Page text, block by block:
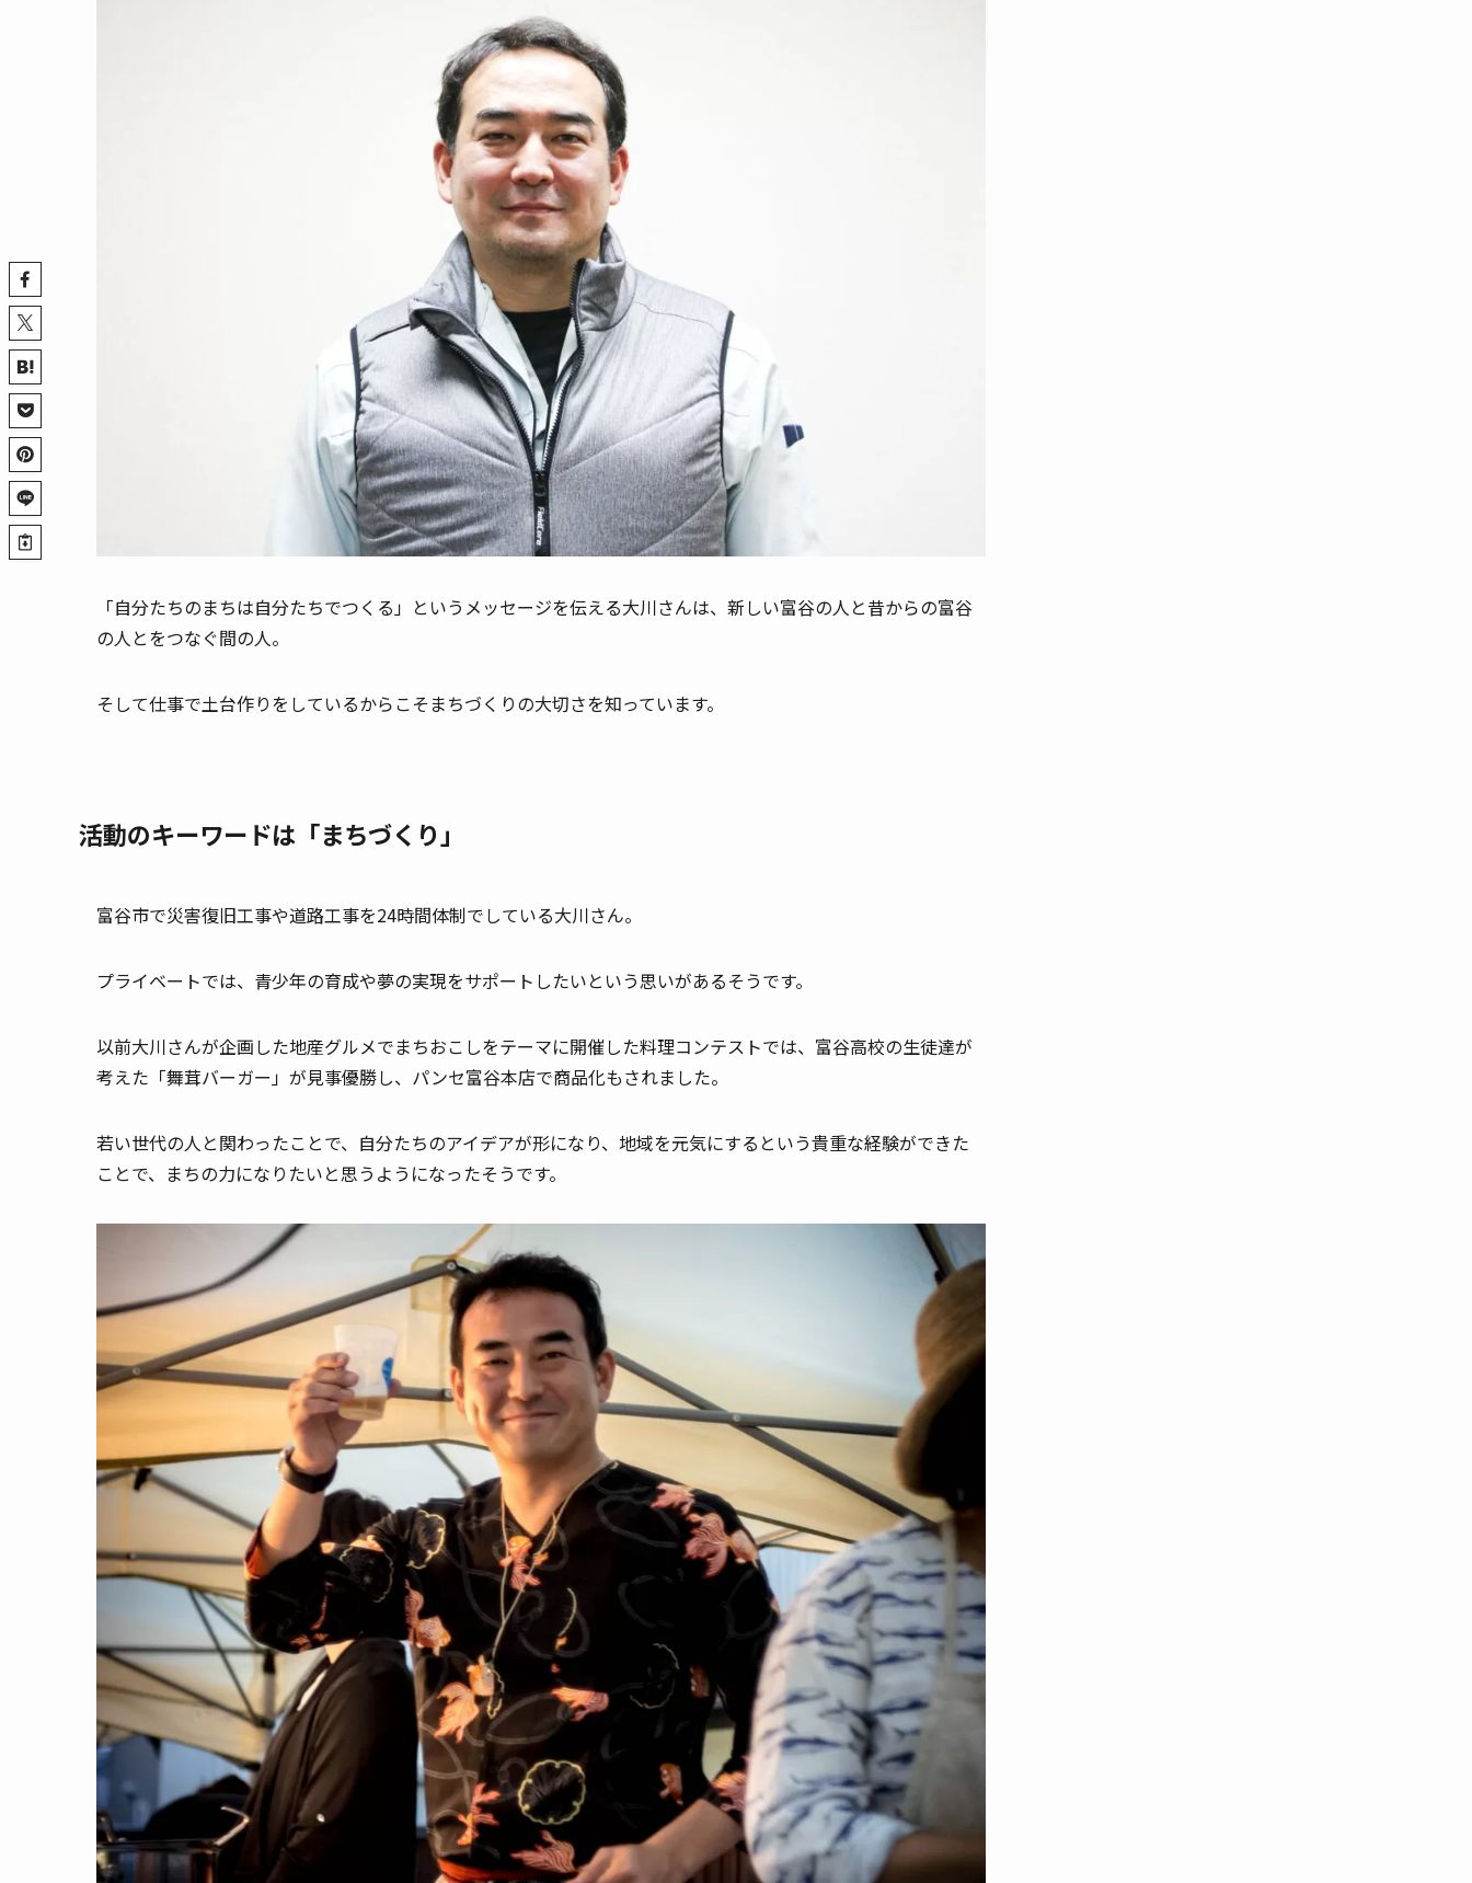
「自分たちのまちは自分たちでつくる」というメッセージを伝える大川さんは、新しい富谷の人と昔からの富谷
の人とをつなぐ間の人。
そして仕事で土台作りをしているからこそまちづくりの大切さを知っています。
活動のキーワードは「まちづくり」
富谷市で災害復旧工事や道路工事を24時間体制でしている大川さん。
プライベートでは、青少年の育成や夢の実現をサポートしたいという思いがあるそうです。
以前大川さんが企画した地産グルメでまちおこしをテーマに開催した料理コンテストでは、富谷高校の生徒達が
考えた「舞茸バーガー」が見事優勝し、パンセ富谷本店で商品化もされました。
若い世代の人と関わったことで、自分たちのアイデアが形になり、地域を元気にするという貴重な経験ができた
ことで、まちの力になりたいと思うようになったそうです。